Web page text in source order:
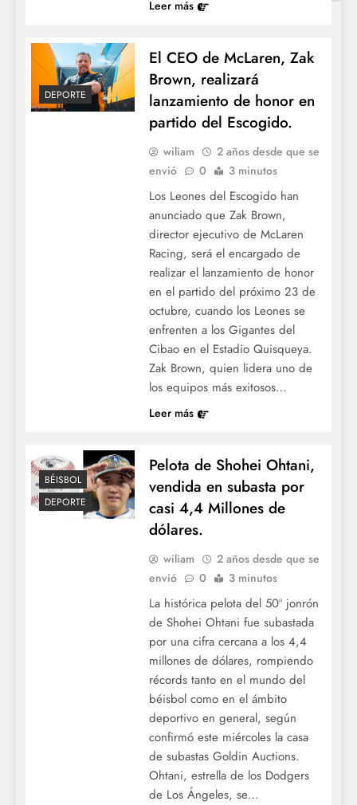
Leer más
DEPORTE
El CEO de McLaren, Zak
Brown, realizará
lanzamiento de honor en
partido del Escogido.
wiliam
2 años desde que se
envió
0 3 minutos
Los Leones del Escogido han
anunciado que Zak Brown,
director ejecutivo de McLaren
Racing, será el encargado de
realizar el lanzamiento de honor
en el partido del próximo 23 de
octubre, cuando los Leones se
enfrenten a los Gigantes del
Cibao en el Estadio Quisqueya.
Zak Brown, quien lidera uno de
los equipos más exitosos…
Leer más
BÉISBOL
DEPORTE
Pelota de Shohei Ohtani,
vendida en subasta por
casi 4,4 Millones de
dólares.
wiliam
2 años desde que se
envió
0 3 minutos
La histórica pelota del 50º jonrón
de Shohei Ohtani fue subastada
por una cifra cercana a los 4,4
millones de dólares, rompiendo
récords tanto en el mundo del
béisbol como en el ámbito
deportivo en general, según
confirmó este miércoles la casa
de subastas Goldin Auctions.
Ohtani, estrella de los Dodgers
de Los Ángeles, se…